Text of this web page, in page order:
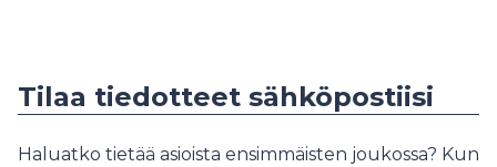
Tilaa tiedotteet sähköpostiisi
Haluatko tietää asioista ensimmäisten joukossa? Kun